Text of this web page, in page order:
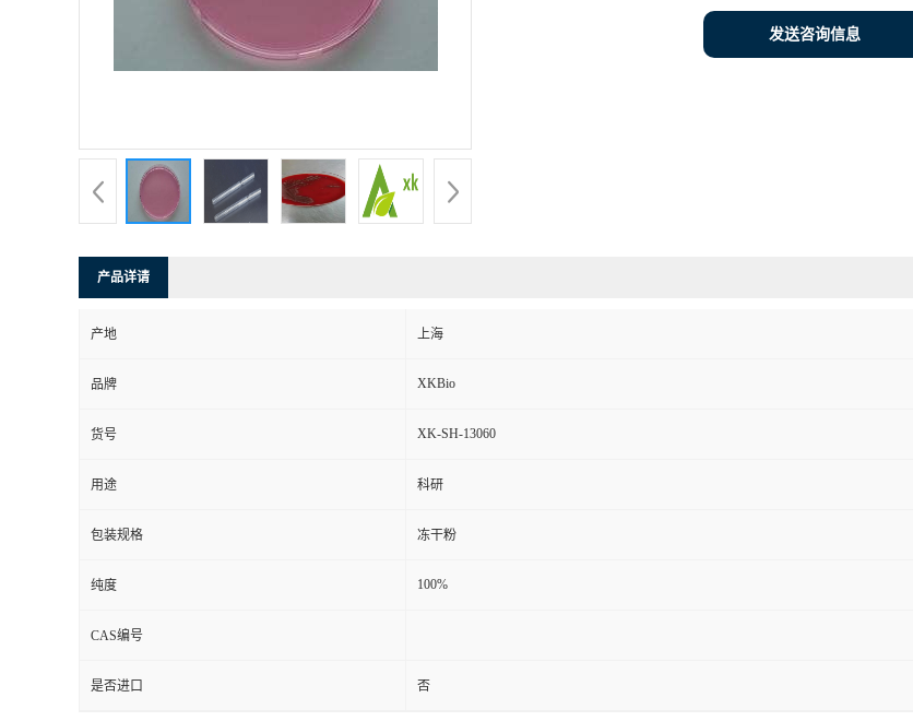
发送咨询信息
产品详请
产地 上海
品牌 XKBio
货号 XK-SH-13060
用途 科研
包装规格 冻干粉
纯度 100%
CAS编号
是否进口 否